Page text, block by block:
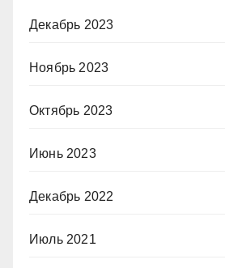
Декабрь 2023
Ноябрь 2023
Октябрь 2023
Июнь 2023
Декабрь 2022
Июль 2021